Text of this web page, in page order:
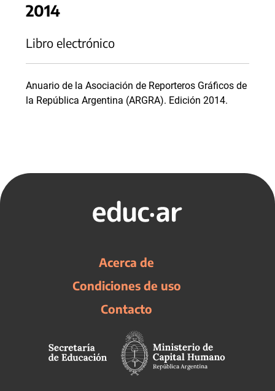
2014
Libro electrónico
Anuario de la Asociación de Reporteros Gráficos de
la República Argentina (ARGRA). Edición 2014.
Acerca de
Condiciones de uso
Contacto